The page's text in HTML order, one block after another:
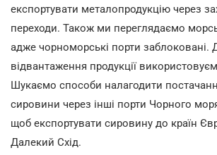
експортувати металопродукцію через
переходи. Також ми переглядаємо
адже чорноморські порти заблоковані.
відвантаження продукції
Шукаємо способи налагодити
сировини через інші порти Чорного моря
щоб експортувати сировину до країн
Далекий Схід.